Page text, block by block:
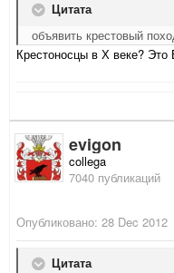
Цитата
объявить крестовый
Крестоносцы в Х веке?
evigon
collega
7040 публикаций
Опубликовано: 28 Dec 2012
Цитата